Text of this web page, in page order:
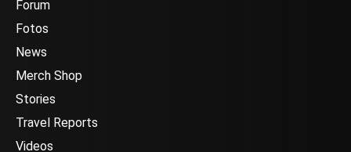
Forum
Fotos
News
Merch Shop
Stories
Travel Reports
Videos